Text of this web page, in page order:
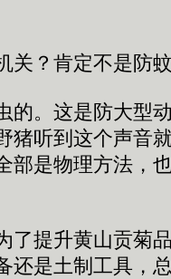
？肯定不是防
。这是防大型
猪听到这个声音
部是物理方法，
提升黄山贡菊
还是土制工具，